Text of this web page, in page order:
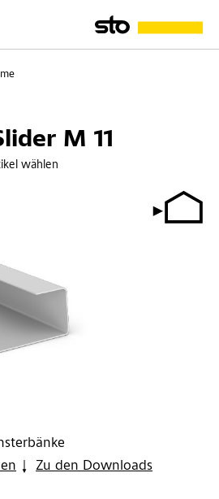
M 11
wählen
Zu den Downloads